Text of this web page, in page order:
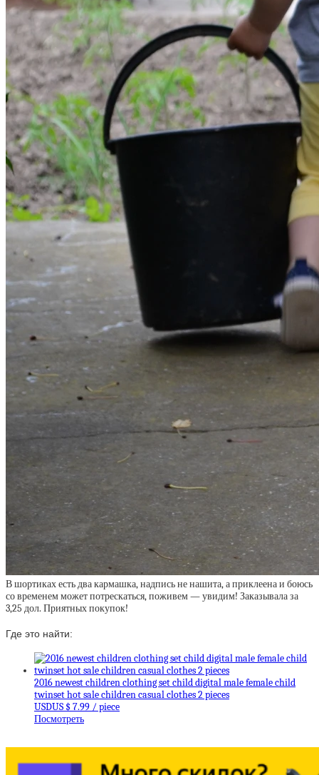
В шортиках есть два кармашка, надпись не нашита, а приклеена и боюсь
со временем может потрескаться, поживем — увидим! Заказывала за
3,25 дол. Приятных покупок!
Где это найти:
2016 newest children clothing set child digital male female child
twinset hot sale children casual clothes 2 pieces
USDUS $ 7.99 / piece
Посмотреть